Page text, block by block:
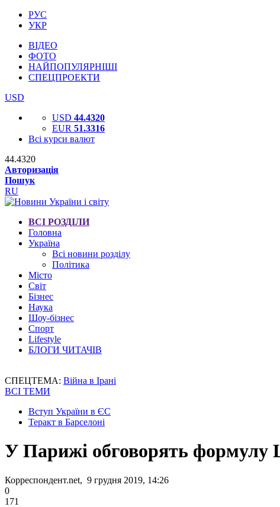
РУС
УКР
ВІДЕО
ФОТО
НАЙПОПУЛЯРНІШІ
СПЕЦПРОЕКТИ
USD
USD 44.4320
EUR 51.3316
Всі курси валют
44.4320
Авторизація
Пошук
RU
ВСІ РОЗДІЛИ
Головна
Україна
Всі новини розділу
Політика
Місто
Світ
Бізнес
Наука
Шоу-бізнес
Спорт
Lifestyle
БЛОГИ ЧИТАЧІВ
СПЕЦТЕМА: Війна в Ірані
ВСІ ТЕМИ
Вступ України в ЄС
Теракт в Барселоні
У Парижі обговорять формулу
Корреспондент.net, 9 грудня 2019, 14:26
0
171